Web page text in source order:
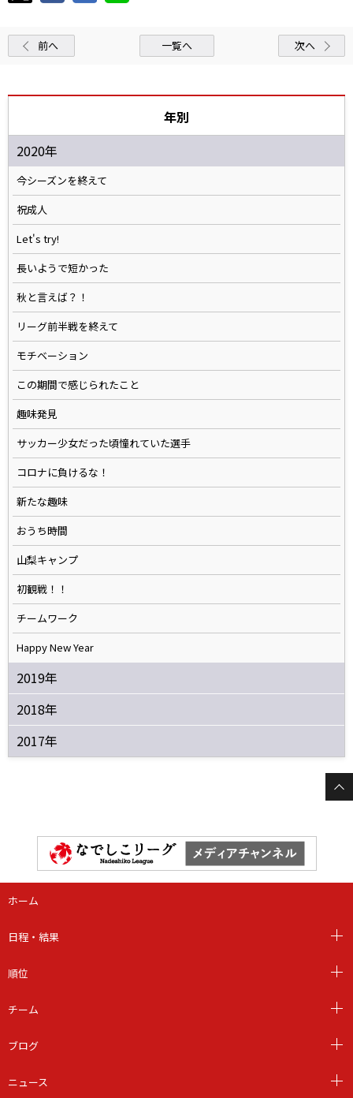
前へ 一覧へ 次へ
年別
2020年
今シーズンを終えて
祝成人
Let's try!
長いようで短かった
秋と言えば？！
リーグ前半戦を終えて
モチベーション
この期間で感じられたこと
趣味発見
サッカー少女だった頃憧れていた選手
コロナに負けるな！
新たな趣味
おうち時間
山梨キャンプ
初観戦！！
チームワーク
Happy New Year
2019年
2018年
2017年
ホーム
日程・結果
順位
チーム
ブログ
ニュース